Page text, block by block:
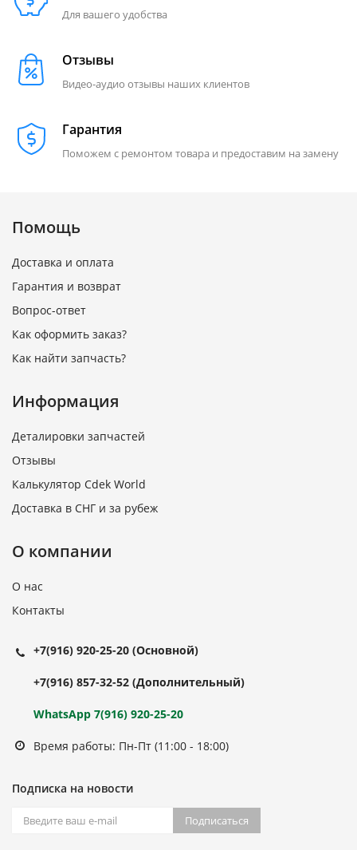
Для вашего удобства
Отзывы
Видео-аудио отзывы наших клиентов
Гарантия
Поможем с ремонтом товара и предоставим на замену
Помощь
Доставка и оплата
Гарантия и возврат
Вопрос-ответ
Как оформить заказ?
Как найти запчасть?
Информация
Деталировки запчастей
Отзывы
Калькулятор Cdek World
Доставка в СНГ и за рубеж
О компании
О нас
Контакты
+7(916) 920-25-20 (Основной)
+7(916) 857-32-52 (Дополнительный)
WhatsApp 7(916) 920-25-20
Время работы: Пн-Пт (11:00 - 18:00)
Подписка на новости
Подписаться